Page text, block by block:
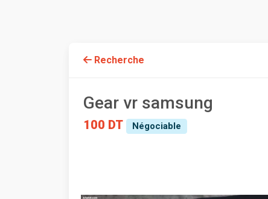
Recherche
Gear vr samsung
100 DT Négociable